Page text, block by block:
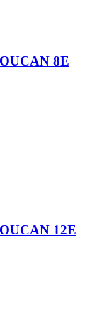
8E
12E